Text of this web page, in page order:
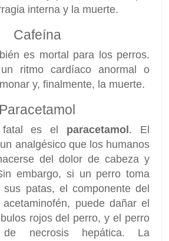
interna y la muerte.
Cafeína
es mortal para los perros.
ritmo cardíaco anormal o
y, finalmente, la muerte.
Paracetamol
fatal es el paracetamol . El
analgésico que los humanos
del dolor de cabeza y
embargo, si un perro toma
sus patas, el componente del
puede dañar el
rojos del perro, y el perro
necrosis hepática. La